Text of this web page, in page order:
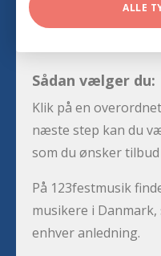
ALLE
Sådan vælger du:
Klik på en
næste step kan du
som du ønsker
På 123festmusik
musikere i
enhver anledning.